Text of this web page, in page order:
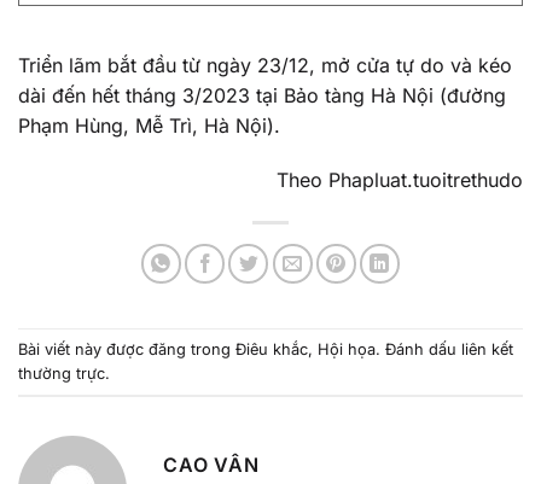
Triển lãm bắt đầu từ ngày 23/12, mở cửa tự do và kéo
dài đến hết tháng 3/2023 tại Bảo tàng Hà Nội (đường
Phạm Hùng, Mễ Trì, Hà Nội).
Theo Phapluat.tuoitrethudo
Bài viết này được đăng trong Điêu khắc, Hội họa. Đánh dấu liên kết
thường trực.
CAO VÂN